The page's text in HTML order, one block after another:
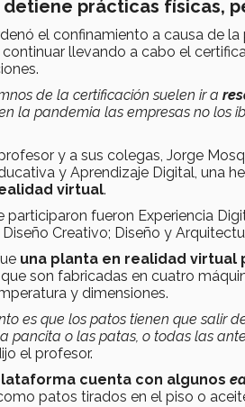
detiene prácticas físicas,
el confinamiento a causa de
llevando a cabo el
de la certificación suelen ir a
la pandemia las empresas no los
y a sus colegas, Jorge
y Aprendizaje Digital, una
virtual.
participaron fueron Experiencia
Creativo; Diseño y
una planta en realidad
son fabricadas en cuatro
y dimensiones.
es que los patos tienen que
pancita o las patas, o todas las
el profesor.
cuenta con algunos
patos tirados en el piso o